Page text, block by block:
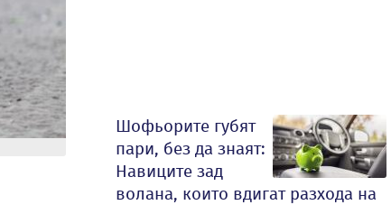
Шофьорите губят
пари, без да знаят:
Навиците зад
волана, които вдигат разхода на